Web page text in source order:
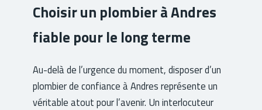
Choisir un plombier à Andres
fiable pour le long terme
Au-delà de l’urgence du moment, disposer d’un
plombier de confiance à Andres représente un
véritable atout pour l’avenir. Un interlocuteur